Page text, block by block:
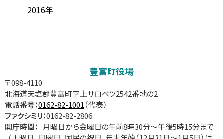
2016年
豊富町役場
〒098-4110
北海道天塩郡豊富町字上サロベツ2542番地の2
電話番号：0162-82-1001（代表）
ファクシミリ：0162-82-2806
開庁時間：
月曜日から金曜日の午前8時30分～午後5時15分まで